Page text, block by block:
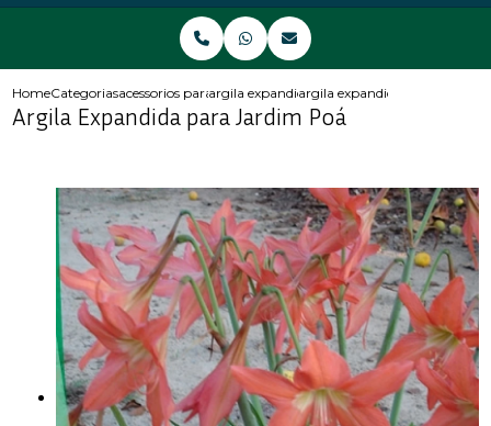
HomeCategoriasacessorios para jardinsargila expandida para jardimargila expandida para jardim
Argila Expandida para Jardim Poá